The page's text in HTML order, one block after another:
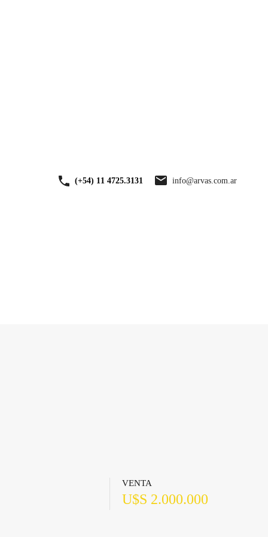
(+54) 11 4725.3131 info@arvas.com.ar
VENTA
U$S 2.000.000